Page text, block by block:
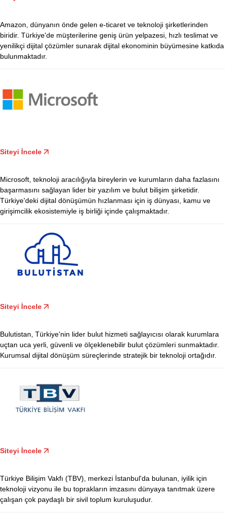
Amazon, dünyanın önde gelen e-ticaret ve teknoloji şirketlerinden
biridir. Türkiye'de müşterilerine geniş ürün yelpazesi, hızlı teslimat ve
yenilikçi dijital çözümler sunarak dijital ekonominin büyümesine katkıda
bulunmaktadır.
Siteyi İncele
Microsoft, teknoloji aracılığıyla bireylerin ve kurumların daha fazlasını
başarmasını sağlayan lider bir yazılım ve bulut bilişim şirketidir.
Türkiye'deki dijital dönüşümün hızlanması için iş dünyası, kamu ve
girişimcilik ekosistemiyle iş birliği içinde çalışmaktadır.
Siteyi İncele
Bulutistan, Türkiye'nin lider bulut hizmeti sağlayıcısı olarak kurumlara
uçtan uca yerli, güvenli ve ölçeklenebilir bulut çözümleri sunmaktadır.
Kurumsal dijital dönüşüm süreçlerinde stratejik bir teknoloji ortağıdır.
Siteyi İncele
Türkiye Bilişim Vakfı (TBV), merkezi İstanbul'da bulunan, iyilik için
teknoloji vizyonu ile bu toprakların imzasını dünyaya tanıtmak üzere
çalışan çok paydaşlı bir sivil toplum kuruluşudur.